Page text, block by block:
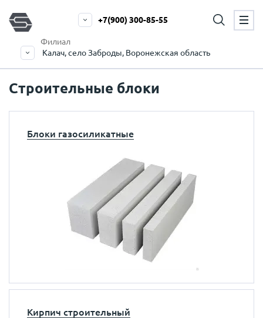
Филиал
Калач, село Заброды, Воронежская область
+7(900) 300-85-55
Строительные блоки
Блоки газосиликатные
Кирпич строительный